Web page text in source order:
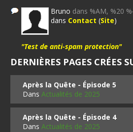
Bruno dans %AM, %20
dans Contact (Site)
"Test de anti-spam protection"
DERNIÈRES PAGES CRÉES
Après la Quête - Épisode 5
DansActualités de 2025
Après la Quête - Épisode 4
DansActualités de 2025